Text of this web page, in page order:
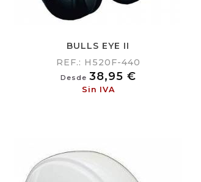
BULLS EYE II
REF.: H520F-440
Desde Precio
38,95 €
Sin IVA